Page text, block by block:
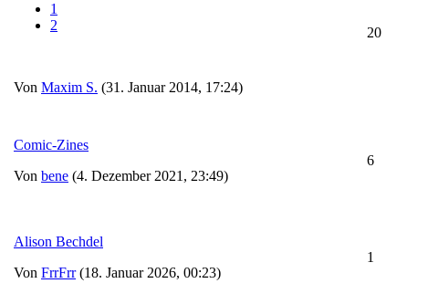
1
2
Von Maxim S. (31. Januar 2014, 17:24)
20
Comic-Zines
Von bene (4. Dezember 2021, 23:49)
6
Alison Bechdel
Von FrrFrr(18. Januar 2026, 00:23)
1